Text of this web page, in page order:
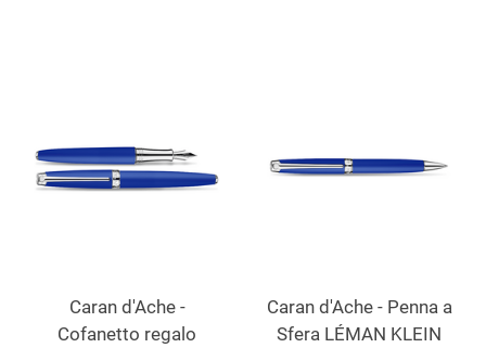
Caran d'Ache -
Cofanetto regalo
Caran d'Ache - Penna a
Sfera LÉMAN KLEIN